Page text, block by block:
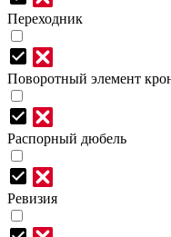
Переходник
Поворотный элемент
Распорный дюбель
Ревизия